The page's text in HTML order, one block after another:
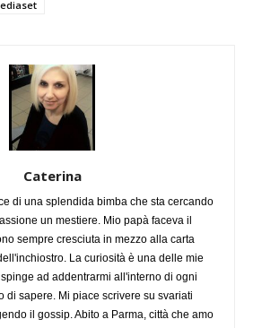
Caterina
di una splendida bimba che sta cercando
un mestiere. Mio papà faceva il
sempre cresciuta in mezzo alla carta
La curiosità è una delle mie
ad addentrarmi all'interno di ogni
di sapere. Mi piace scrivere su svariati
il gossip. Abito a Parma, città che amo